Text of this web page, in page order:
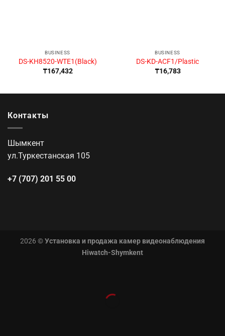
BUSINESS
DS-KH8520-WTE1(Black)
₸167,432
BUSINESS
DS-KD-ACF1/Plastic
₸16,783
Контакты
Шымкент
ул.Туркестанская 105
+7 (707) 201 55 00
2026 ©Установка и продажа камер видеонаблюдения
Hiwatch-Shymkent